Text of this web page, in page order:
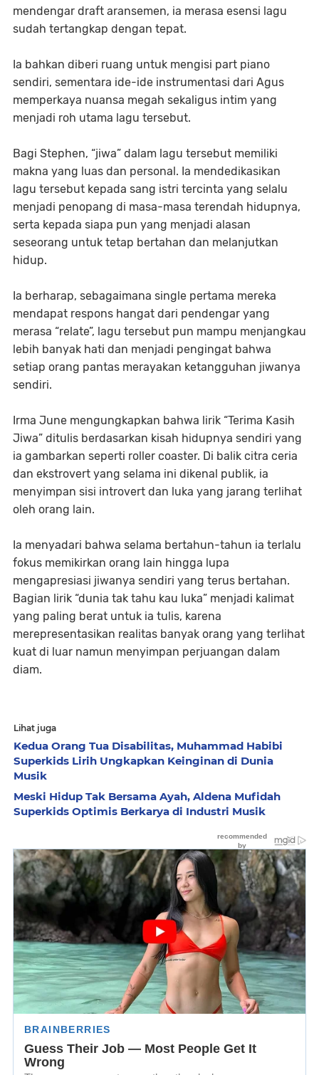
mendengar draft aransemen, ia merasa esensi lagu
sudah tertangkap dengan tepat.
Ia bahkan diberi ruang untuk mengisi part piano
sendiri, sementara ide-ide instrumentasi dari Agus
memperkaya nuansa megah sekaligus intim yang
menjadi roh utama lagu tersebut.
Bagi Stephen, “jiwa” dalam lagu tersebut memiliki
makna yang luas dan personal. Ia mendedikasikan
lagu tersebut kepada sang istri tercinta yang selalu
menjadi penopang di masa-masa terendah hidupnya,
serta kepada siapa pun yang menjadi alasan
seseorang untuk tetap bertahan dan melanjutkan
hidup.
Ia berharap, sebagaimana single pertama mereka
mendapat respons hangat dari pendengar yang
merasa “relate”, lagu tersebut pun mampu menjangkau
lebih banyak hati dan menjadi pengingat bahwa
setiap orang pantas merayakan ketangguhan jiwanya
sendiri.
Irma June mengungkapkan bahwa lirik “Terima Kasih
Jiwa” ditulis berdasarkan kisah hidupnya sendiri yang
ia gambarkan seperti roller coaster. Di balik citra ceria
dan ekstrovert yang selama ini dikenal publik, ia
menyimpan sisi introvert dan luka yang jarang terlihat
oleh orang lain.
Ia menyadari bahwa selama bertahun-tahun ia terlalu
fokus memikirkan orang lain hingga lupa
mengapresiasi jiwanya sendiri yang terus bertahan.
Bagian lirik “dunia tak tahu kau luka” menjadi kalimat
yang paling berat untuk ia tulis, karena
merepresentasikan realitas banyak orang yang terlihat
kuat di luar namun menyimpan perjuangan dalam
diam.
Lihat juga
Kedua Orang Tua Disabilitas, Muhammad Habibi
Superkids Lirih Ungkapkan Keinginan di Dunia
Musik
Meski Hidup Tak Bersama Ayah, Aldena Mufidah
Superkids Optimis Berkarya di Industri Musik